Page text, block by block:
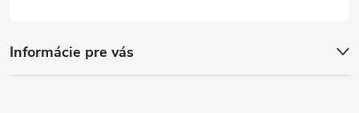
Informácie pre vás